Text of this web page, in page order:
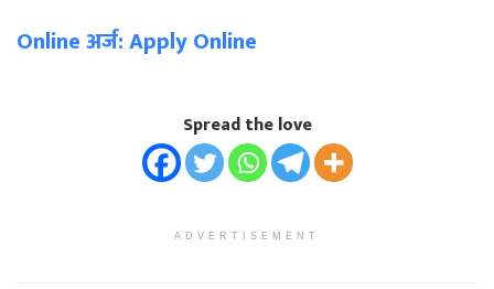
Online अर्ज: Apply Online
Spread the love
ADVERTISEMENT